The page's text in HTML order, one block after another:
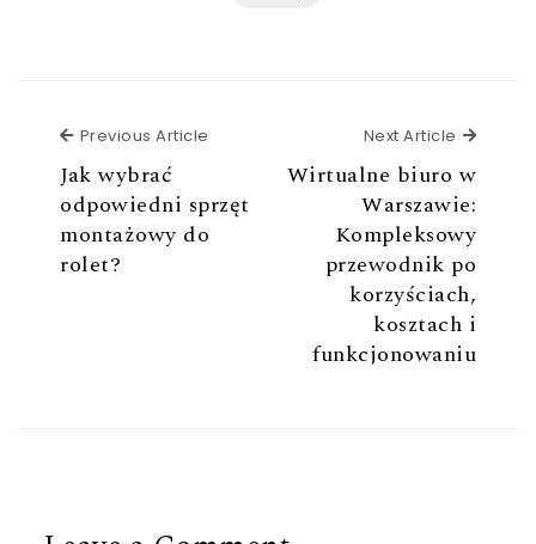
Previous Article
Jak wybrać
odpowiedni sprzęt
montażowy do
rolet?
Next Article Next
Wirtualne biuro w
Warszawie:
Kompleksowy
przewodnik po
korzyściach,
kosztach i
funkcjonowaniu